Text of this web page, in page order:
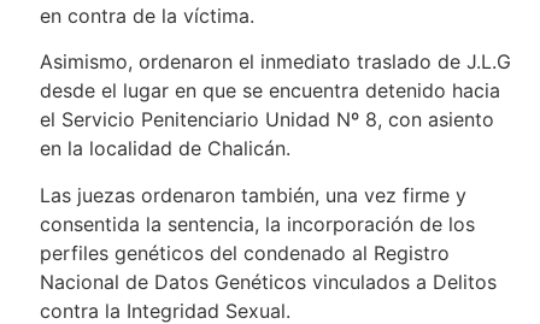
en contra de la víctima.
Asimismo, ordenaron el inmediato traslado de J.L.G
desde el lugar en que se encuentra detenido hacia
el Servicio Penitenciario Unidad Nº 8, con asiento
en la localidad de Chalicán.
Las juezas ordenaron también, una vez firme y
consentida la sentencia, la incorporación de los
perfiles genéticos del condenado al Registro
Nacional de Datos Genéticos vinculados a Delitos
contra la Integridad Sexual.